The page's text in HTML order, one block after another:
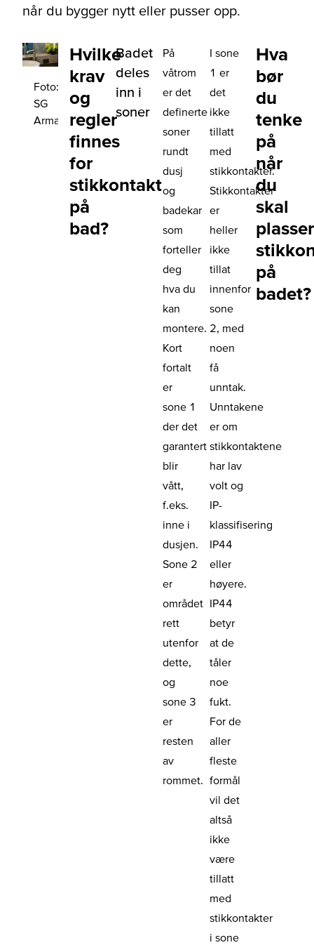
når du bygger nytt eller pusser opp.
Foto:
SG
Armaturen
Hvilke
krav
og
regler
finnes
for
stikkontakt
på
bad?
Badet
deles
inn i
soner
På
våtrom
er det
definerte
soner
rundt
dusj
og
badekar
som
forteller
deg
hva du
kan
montere.
Kort
fortalt
er
sone 1
der det
garantert
blir
vått,
f.eks.
inne i
dusjen.
Sone 2
er
området
rett
utenfor
dette,
og
sone 3
er
resten
av
rommet.
I sone
1 er
det
ikke
tillatt
med
stikkontakter.
Stikkontakter
er
heller
ikke
tillat
innenfor
sone
2, med
noen
få
unntak.
Unntakene
er om
stikkontaktene
har lav
volt og
IP-
klassifisering
IP44
eller
høyere.
IP44
betyr
at de
tåler
noe
fukt.
For de
aller
fleste
formål
vil det
altså
ikke
være
tillatt
med
stikkontakter
i sone
Hva
bør
du
tenke
på
når
du
skal
plasser
på
badet?